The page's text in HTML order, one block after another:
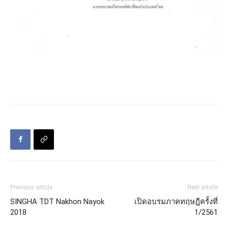
Previous article
SINGHA TDT Nakhon Nayok
2018
Next article
เปิดอบรมภาคทฤษฎีครั้งที่
1/2561